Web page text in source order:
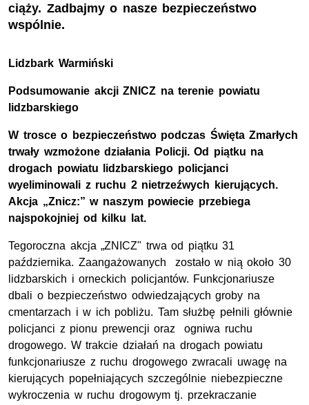
ciąży. Zadbajmy o nasze bezpieczeństwo
wspólnie.
Lidzbark Warmiński
Podsumowanie akcji ZNICZ na terenie powiatu
lidzbarskiego
W trosce o bezpieczeństwo podczas Święta Zmarłych
trwały wzmożone działania Policji. Od piątku na
drogach powiatu lidzbarskiego policjanci
wyeliminowali z ruchu 2 nietrzeźwych kierujących.
Akcja „Znicz:” w naszym powiecie przebiega
najspokojniej od kilku lat.
Tegoroczna akcja „ZNICZ" trwa od piątku 31
października. Zaangażowanych zostało w nią około 30
lidzbarskich i orneckich policjantów. Funkcjonariusze
dbali o bezpieczeństwo odwiedzających groby na
cmentarzach i w ich pobliżu. Tam służbę pełnili głównie
policjanci z pionu prewencji oraz ogniwa ruchu
drogowego. W trakcie działań na drogach powiatu
funkcjonariusze z ruchu drogowego zwracali uwagę na
kierujących popełniających szczególnie niebezpieczne
wykroczenia w ruchu drogowym tj. przekraczanie